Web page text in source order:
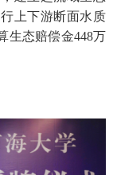
上下游断面水质
生态赔偿金448万